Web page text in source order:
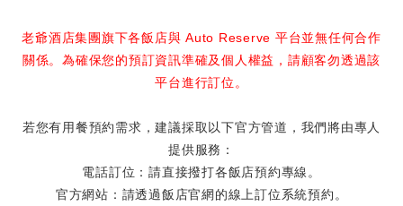
老爺酒店集團旗下各飯店與 Auto Reserve 平台並無任何合作
關係。為確保您的預訂資訊準確及個人權益，請顧客勿透過該
平台進行訂位。
若您有用餐預約需求，建議採取以下官方管道，我們將由專人
提供服務：
電話訂位：請直接撥打各飯店預約專線。
官方網站：請透過飯店官網的線上訂位系統預約。